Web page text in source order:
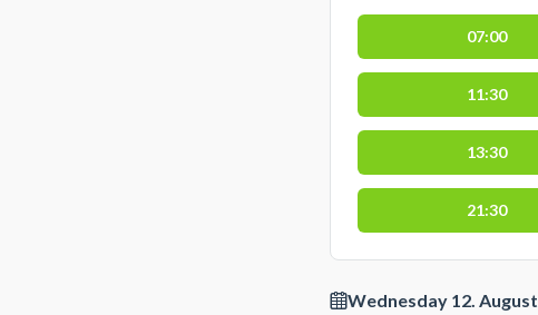
07:00
11:30
13:30
21:30
Wednesday 12. August